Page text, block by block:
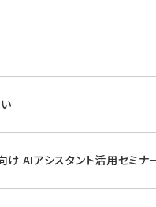
け AIアシスタント活用セミナ